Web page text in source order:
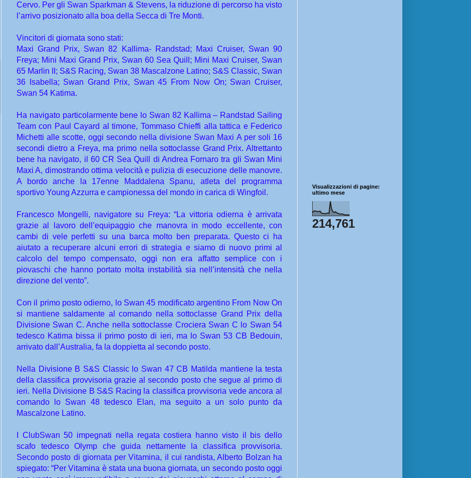
Cervo. Per gli Swan Sparkman & Stevens, la riduzione di percorso ha visto
l’arrivo posizionato alla boa della Secca di Tre Monti.
Vincitori di giornata sono stati:
Maxi Grand Prix, Swan 82 Kallima- Randstad; Maxi Cruiser, Swan 90
Freya; Mini Maxi Grand Prix, Swan 60 Sea Quill; Mini Maxi Cruiser, Swan
65 Marlin II; S&S Racing, Swan 38 Mascalzone Latino; S&S Classic, Swan
36 Isabella; Swan Grand Prix, Swan 45 From Now On; Swan Cruiser,
Swan 54 Katima.
Ha navigato particolarmente bene lo Swan 82 Kallima – Randstad Sailing
Team con Paul Cayard al timone, Tommaso Chieffi alla tattica e Federico
Michetti alle scotte, oggi secondo nella divisione Swan Maxi A per soli 16
secondi dietro a Freya, ma primo nella sottoclasse Grand Prix. Altrettanto
bene ha navigato, il 60 CR Sea Quill di Andrea Fornaro tra gli Swan Mini
Maxi A, dimostrando ottima velocità e pulizia di esecuzione delle manovre.
A bordo anche la 17enne Maddalena Spanu, atleta del programma
sportivo Young Azzurra e campionessa del mondo in carica di Wingfoil.
Francesco Mongelli, navigatore su Freya: “La vittoria odierna è arrivata
grazie al lavoro dell’equipaggio che manovra in modo eccellente, con
cambi di vele perfetti su una barca molto ben preparata. Questo ci ha
aiutato a recuperare alcuni errori di strategia e siamo di nuovo primi al
calcolo del tempo compensato, oggi non era affatto semplice con i
piovaschi che hanno portato molta instabilità sia nell’intensità che nella
direzione del vento”.
Con il primo posto odierno, lo Swan 45 modificato argentino From Now On
si mantiene saldamente al comando nella sottoclasse Grand Prix della
Divisione Swan C. Anche nella sottoclasse Crociera Swan C lo Swan 54
tedesco Katima bissa il primo posto di ieri, ma lo Swan 53 CB Bedouin,
arrivato dall’Australia, fa la doppietta al secondo posto.
Nella Divisione B S&S Classic lo Swan 47 CB Matilda mantiene la testa
della classifica provvisoria grazie al secondo posto che segue al primo di
ieri. Nella Divisione B S&S Racing la classifica provvisoria vede ancora al
comando lo Swan 48 tedesco Elan, ma seguito a un solo punto da
Mascalzone Latino.
I ClubSwan 50 impegnati nella regata costiera hanno visto il bis dello
scafo tedesco Olymp che guida nettamente la classifica provvisoria.
Secondo posto di giornata per Vitamina, il cui randista, Alberto Bolzan ha
spiegato: “Per Vitamina è stata una buona giornata, un secondo posto oggi
Visualizzazioni di pagine:
ultimo mese
214,761